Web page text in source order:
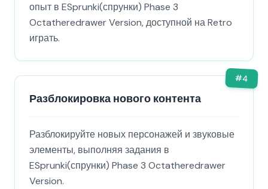
опыт в ESprunki(спрунки) Phase 3
Octatheredrawer Version, доступной на Retro
играть.
#4
Разблокировка нового контента
Разблокируйте новых персонажей и звуковые
элементы, выполняя задания в
ESprunki(спрунки) Phase 3 Octatheredrawer
Version.